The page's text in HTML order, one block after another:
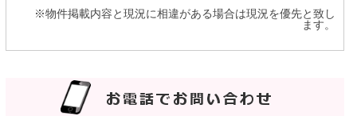
※物件掲載内容と現況に相違がある場合は現況を優先と致し
ます。